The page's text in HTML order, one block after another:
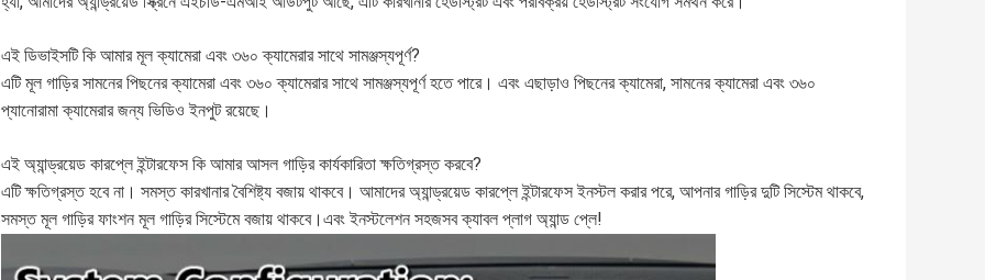
এই ডিভাইসটি কি আমার মূল ক্যামেরা এবং ৩৬০ ক্যামেরার সাথে সামঞ্জস্যপূর্ণ?
এটি মূল গাড়ির সামনের পিছনের ক্যামেরা এবং ৩৬০ ক্যামেরার সাথে সামঞ্জস্যপূর্ণ হতে পারে। এবং এছাড়াও পিছনের ক্যামেরা, সামনের ক্যামেরা এবং ৩৬০
প্যানোরামা ক্যামেরার জন্য ভিডিও ইনপুট রয়েছে।
এই অ্যান্ড্রয়েড কারপ্লে ইন্টারফেস কি আমার আসল গাড়ির কার্যকারিতা ক্ষতিগ্রস্ত করবে?
এটি ক্ষতিগ্রস্ত হবে না। সমস্ত কারখানার বৈশিষ্ট্য বজায় থাকবে। আমাদের অ্যান্ড্রয়েড কারপ্লে ইন্টারফেস ইনস্টল করার পরে, আপনার গাড়ির দুটি সিস্টেম থাকবে,
সমস্ত মূল গাড়ির ফাংশন মূল গাড়ির সিস্টেমে বজায় থাকবে।এবং ইনস্টলেশন সহজসব ক্যাবল প্লাগ অ্যান্ড প্লে!